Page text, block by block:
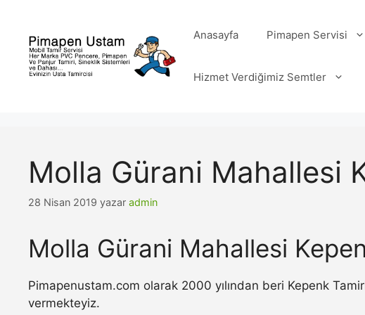
Anasayfa Pimapen Servisi
Hizmet Verdiğimiz Semtler
Molla Gürani Mahallesi
28 Nisan 2019 yazar admin
Molla Gürani Mahallesi
Pimapenustam.com olarak 2000 yılından beri Kepenk
vermekteyiz.